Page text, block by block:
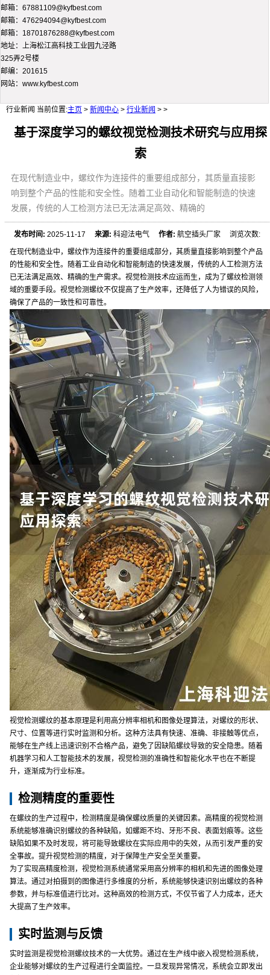
邮箱：67881109@kyfbest.com
邮箱：476294094@kyfbest.com
邮箱：18701876288@kyfbest.com
地址：上海松江高科技工业园九泾路
325弄2号楼
邮编：201615
网站：www.kyfbest.com
行业新闻 当前位置:主页 > 新闻中心 > 行业新闻 > >
基于深度学习的螺纹视觉检测技术研究与应用探
索
在现代制造业中，螺纹作为连接件的重要组成部分，其质量直接影
响到整个产品的性能和安全性。随着工业自动化和智能制造的快速
发展，传统的人工检测方法已无法满足高效、精确的
发布时间: 2025-11-17来源: 科迎法电气作者: 航空插头厂家 浏览次数:
在现代制造业中，螺纹作为连接件的重要组成部分，其质量直接影响到整个产品
的性能和安全性。随着工业自动化和智能制造的快速发展，传统的人工检测方法
已无法满足高效、精确的生产需求。视觉检测技术应运而生，成为了螺纹检测领
域的重要手段。视觉检测螺纹不仅提高了生产效率，还降低了人为错误的风险，
确保了产品的一致性和可靠性。
视觉检测螺纹的基本原理是利用高分辨率相机和图像处理算法，对螺纹的形状、
尺寸、位置等进行实时监测和分析。这种方法具有快速、准确、非接触等优点，
能够在生产线上迅速识别不合格产品，避免了因缺陷螺纹导致的安全隐患。随着
机器学习和人工智能技术的发展，视觉检测的准确性和智能化水平也在不断提
升，逐渐成为行业标准。
检测精度的重要性
在螺纹的生产过程中，检测精度是确保螺纹质量的关键因素。高精度的视觉检测
系统能够准确识别螺纹的各种缺陷，如螺距不均、牙形不良、表面划痕等。这些
缺陷如果不及时发现，将可能导致螺纹在实际应用中的失效，从而引发严重的安
全事故。提升视觉检测的精度，对于保障生产安全至关重要。
为了实现高精度检测，视觉检测系统通常采用高分辨率的相机和先进的图像处理
算法。通过对拍摄到的图像进行多维度的分析，系统能够快速识别出螺纹的各种
参数，并与标准值进行比对。这种高效的检测方式，不仅节省了人力成本，还大
大提高了生产效率。
实时监测与反馈
实时监测是视觉检测螺纹技术的一大优势。通过在生产线中嵌入视觉检测系统，
企业能够对螺纹的生产过程进行全面监控。一旦发现异常情况，系统会立即发出